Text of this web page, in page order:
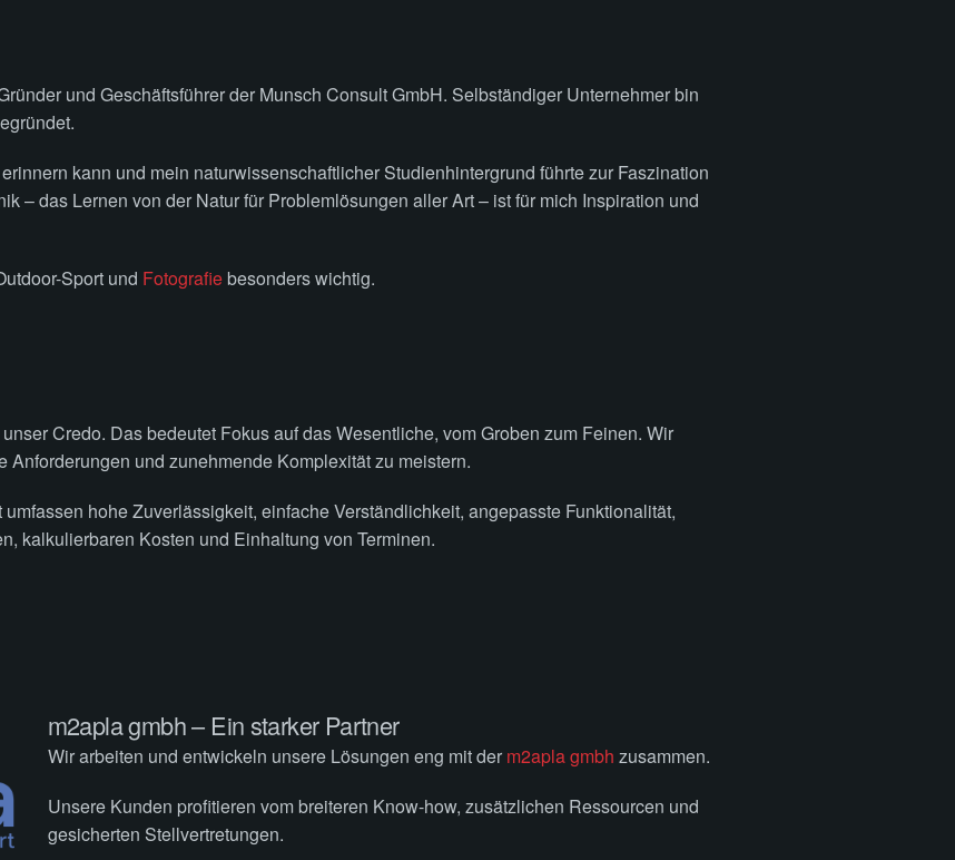
und Geschäftsführer der Munsch Consult GmbH. Selbständiger Unternehmer bin
kann und mein naturwissenschaftlicher Studienhintergrund führte zur Faszination
– das Lernen von der Natur für Problemlösungen aller Art – ist für mich Inspiration und
Sport und Fotografie besonders wichtig.
Credo. Das bedeutet Fokus auf das Wesentliche, vom Groben zum Feinen. Wir
Anforderungen und zunehmende Komplexität zu meistern.
hohe Zuverlässigkeit, einfache Verständlichkeit, angepasste Funktionalität,
kalkulierbaren Kosten und Einhaltung von Terminen.
m2apla gmbh – Ein starker Partner
Wir arbeiten und entwickeln unsere Lösungen eng mit der m2apla gmbh zusammen.
Unsere Kunden profitieren vom breiteren Know-how, zusätzlichen Ressourcen und
gesicherten Stellvertretungen.